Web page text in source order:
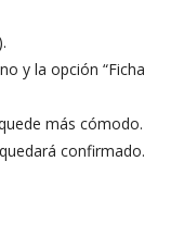
y la opción “Ficha
más cómodo.
confirmado.